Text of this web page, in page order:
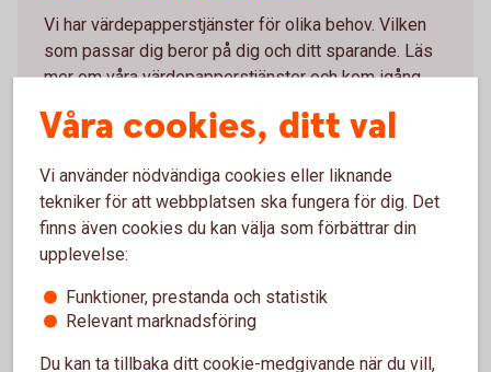
Vi har värdepapperstjänster för olika behov. Vilken
som passar dig beror på dig och ditt sparande. Läs
mer om våra värdepapperstjänster och kom igång.
Våra värdepapperstjänster
Så handlar du värdepapper
Du kan köpa värdepapper på flera olika sätt. Handla
Våra cookies, ditt val
Vi använder nödvändiga cookies eller liknande
tekniker för att webbplatsen ska fungera för dig. Det
finns även cookies du kan välja som förbättrar din
upplevelse:
Funktioner, prestanda och statistik
Relevant marknadsföring
Du kan ta tillbaka ditt cookie-medgivande när du vill,